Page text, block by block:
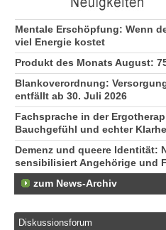
Mentale Erschöpfung: Wenn
viel Energie kostet
Produkt des Monats August:
Blankoverordnung:
entfällt ab 30. Juli 2026
Fachsprache in der
Bauchgefühl und echter
Demenz und queere Identität:
sensibilisiert Angehörige und
zum News-Archiv
Diskussionsforum